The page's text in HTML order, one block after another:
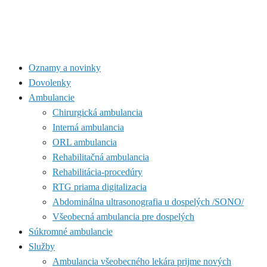
Oznamy a novinky
Dovolenky
Ambulancie
Chirurgická ambulancia
Interná ambulancia
ORL ambulancia
Rehabilitačná ambulancia
Rehabilitácia-procedúry
RTG priama digitalizacia
Abdominálna ultrasonografia u dospelých /SONO/
Všeobecná ambulancia pre dospelých
Súkromné ambulancie
Služby
Ambulancia všeobecného lekára prijme nových